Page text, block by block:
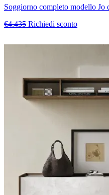
Soggiorno completo modello
€4.435 Richiedi sconto